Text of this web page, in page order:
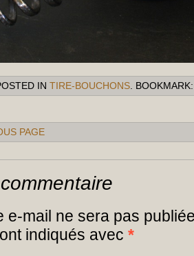
IN TIRE-BOUCHONS .
PAGE
e-mail ne sera pas
indiqués avec *